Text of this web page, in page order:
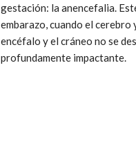
gestación: la anencefalia.
embarazo, cuando el
encéfalo y el cráneo no se
profundamente impactante.